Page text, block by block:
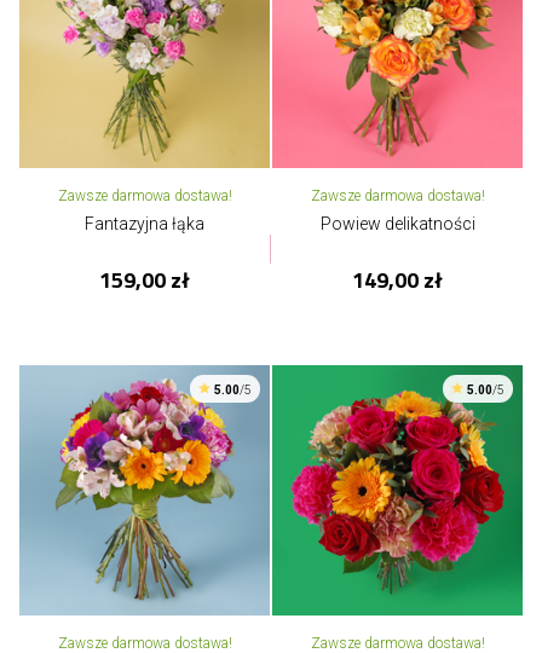
Zawsze darmowa dostawa!
Fantazyjna łąka
159,00 zł
Zawsze darmowa dostawa!
Powiew delikatności
149,00 zł
5.00/5
Zawsze darmowa dostawa!
5.00/5
Zawsze darmowa dostawa!